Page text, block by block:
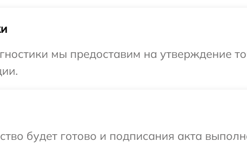
мы предоставим на утверждение
будет готово и подписания акта